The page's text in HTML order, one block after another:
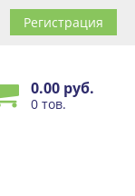
Регистрация
0.00 руб.
0 тов.